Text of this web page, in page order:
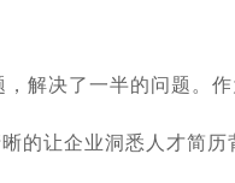
解决了一半的问题。
的让企业洞悉人才简历